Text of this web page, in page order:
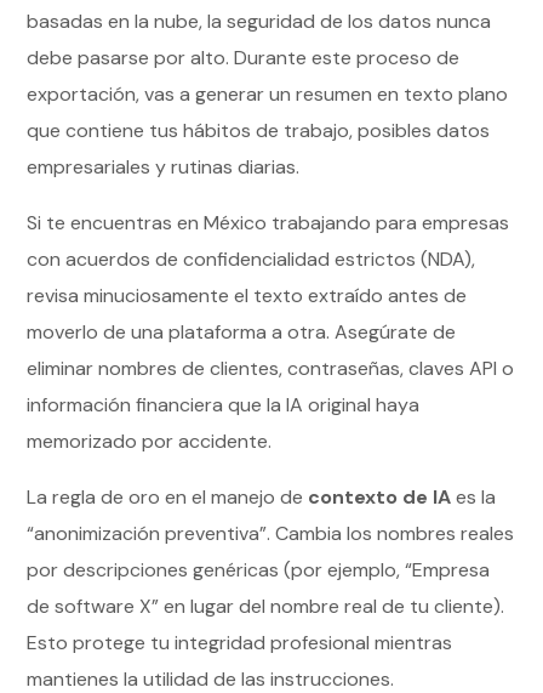
basadas en la nube, la seguridad de los datos nunca
debe pasarse por alto. Durante este proceso de
exportación, vas a generar un resumen en texto plano
que contiene tus hábitos de trabajo, posibles datos
empresariales y rutinas diarias.
Si te encuentras en México trabajando para empresas
con acuerdos de confidencialidad estrictos (NDA),
revisa minuciosamente el texto extraído antes de
moverlo de una plataforma a otra. Asegúrate de
eliminar nombres de clientes, contraseñas, claves API o
información financiera que la IA original haya
memorizado por accidente.
La regla de oro en el manejo de contexto de IAes la
“anonimización preventiva”. Cambia los nombres reales
por descripciones genéricas (por ejemplo, “Empresa
de software X” en lugar del nombre real de tu cliente).
Esto protege tu integridad profesional mientras
mantienes la utilidad de las instrucciones.